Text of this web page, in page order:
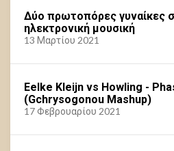
Δύο πρωτοπόρες γυναίκες
ηλεκτρονική μουσική
13 Μαρτίου 2021
Eelke Kleijn vs Howling -
(Gchrysogonou Mashup)
17 Φεβρουαρίου 2021